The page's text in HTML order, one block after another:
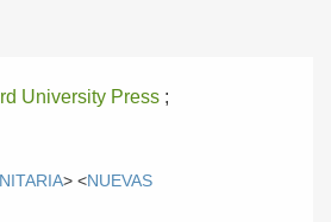
University Press ;
> <NUEVAS